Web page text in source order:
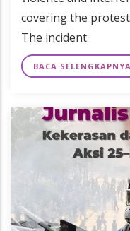
covering the
The incident
BACA SELENGKAPNYA